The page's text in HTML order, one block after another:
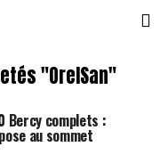
"OrelSan"
Bercy complets :
au sommet